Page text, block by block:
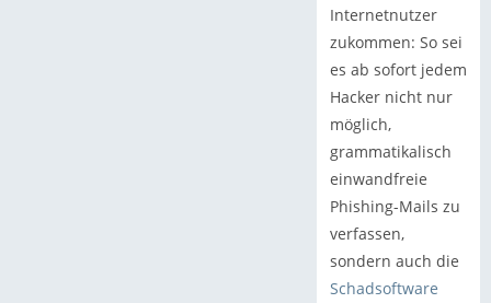
Internetnutzer
zukommen: So sei
es ab sofort jedem
Hacker nicht nur
möglich,
grammatikalisch
einwandfreie
Phishing-Mails zu
verfassen,
sondern auch die
Schadsoftware